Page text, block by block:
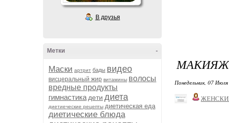
В друзья
-
Метки
Маски артрит бады видео
висцеральный жир витамины волосы
вредные продукты
гимнастика дети диета
диетиеческие рецепты диетическая еда
диетические блюда
МАКИЯЖ
Понедельник, 07